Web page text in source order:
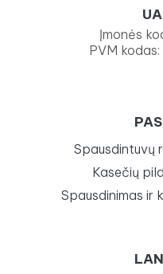
Įmonės
PVM
Spausdintuvų
Kasečių
Spausdinimas ir